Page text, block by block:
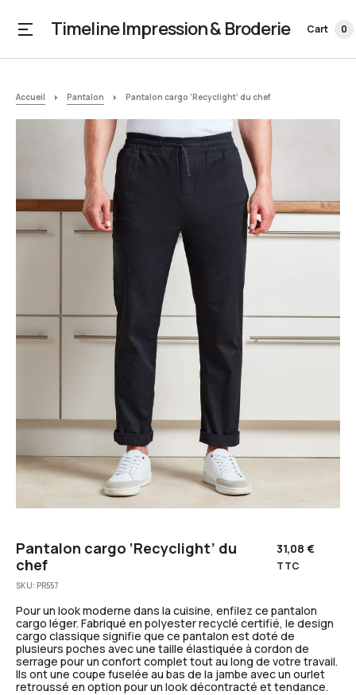
Timeline Impression & Broderie Cart 0
Accueil Pantalon Pantalon cargo ‘Recyclight’ du chef
Pantalon cargo ‘Recyclight’ du
chef
31,08€
TTC
SKU: PR557
Pour un look moderne dans la cuisine, enfilez ce pantalon
cargo léger. Fabriqué en polyester recyclé certifié, le design
cargo classique signifie que ce pantalon est doté de
plusieurs poches avec une taille élastiquée à cordon de
serrage pour un confort complet tout au long de votre travail.
Ils ont une coupe fuselée au bas de la jambe avec un ourlet
retroussé en option pour un look décontracté et tendance.